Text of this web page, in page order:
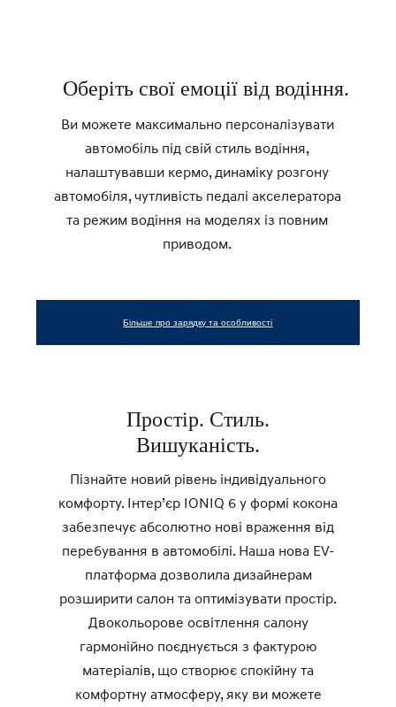
Оберіть свої емоції від водіння.
Ви можете максимально персоналізувати
автомобіль під свій стиль водіння,
налаштувавши кермо, динаміку розгону
автомобіля, чутливість педалі акселератора
та режим водіння на моделях із повним
приводом.
Більше про зарядку та особливості
Простір. Стиль.
Вишуканість.
Пізнайте новий рівень індивідуального
комфорту. Інтер’єр IONIQ 6 у формі кокона
забезпечує абсолютно нові враження від
перебування в автомобілі. Наша нова EV-
платформа дозволила дизайнерам
розширити салон та оптимізувати простір.
Двокольорове освітлення салону
гармонійно поєднується з фактурою
матеріалів, що створює спокійну та
комфортну атмосферу, яку ви можете